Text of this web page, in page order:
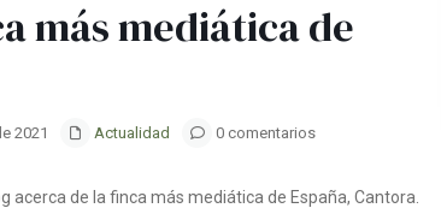
más mediática de
2021 Actualidad 0 comentarios
acerca de la finca más mediática de España, Cantora.